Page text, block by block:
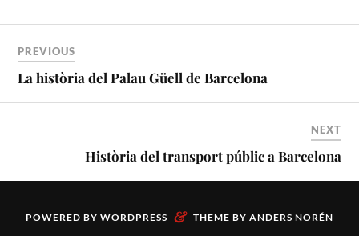
n
v
a
f
i
e
a
f
n
a
)
PREVIOUS
La història del Palau Güell de Barcelona
NEXT
Història del transport públic a Barcelona
POWERED BY WORDPRESS & THEME BY ANDERS NORÉN